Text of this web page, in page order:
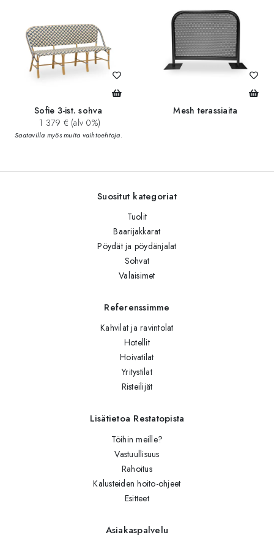
Sofie 3-ist. sohva
1 379 € (alv 0%)
Saatavilla myös muita vaihtoehtoja.
Mesh terassiaita
Suositut kategoriat
Tuolit
Baarijakkarat
Pöydät ja pöydänjalat
Sohvat
Valaisimet
Referenssimme
Kahvilat ja ravintolat
Hotellit
Hoivatilat
Yritystilat
Risteilijät
Lisätietoa Restatopista
Töihin meille?
Vastuullisuus
Rahoitus
Kalusteiden hoito-ohjeet
Esitteet
Asiakaspalvelu